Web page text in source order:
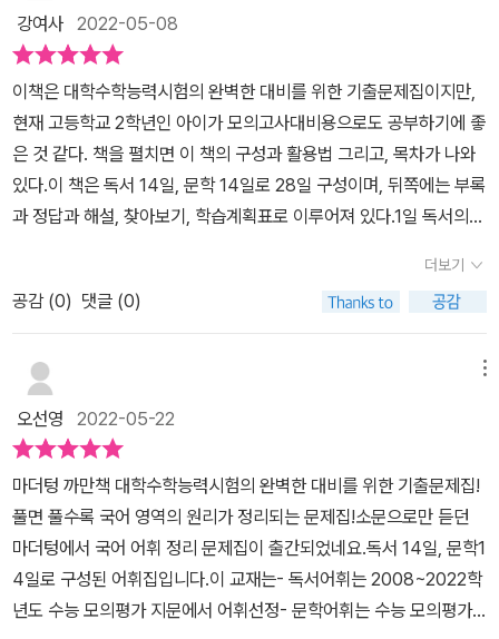
문장을 이해하는데 구멍이 숭숭 뚫린다는걸 잘 알고 있기 때문이다.
내 조카만 그런가는 모르겠지만, 가끔 녀석 국어 공부를 하는걸 들여
다 보면 단어를 전혀 신경 쓰지 않는 모습을 봤기 때문에 말이다. 너 ,
이 단어 알아? 모르잖아? 라고 되물어도 그런건 시험에 안 나오니 신
경 안 써도 된단다...오호~~~~ 정녕 그렇다고? 하면서 내 머리속에
물음표 구름만 뭉게뭉게 만들어내곤 했었는데, 이렇게 단어부터 제대
로 신경 쓰니 확실히 마음이 놓였다. 도대체 아이들은 언제쯤 단어가
고 총알은 챙길 생각을 하지 않는 듯해서 한없이 마음이 안 놓였는데,
이 책은 그런 걱정을 날려 버렸다. 문제도 풀어보니, 나오는 문장들이
생각해서 골라놓은 것이라는 생각이 들었다. 고등학교 아이들이 수능
시험 보러 가기전에는 어디선가 한번쯤은 보고 다뤄 봐야 할만한 문
장들을 선정했다는 느낌? 해서 차분히 이 책 하나만 꼼꼼히 봐도 수
능 시험에서 바라는 문제 유형을 익힐 수 있지 않을까 싶었다. 거기에
지루하거나 너무 어려워서 지레 포기하면 어쩔까 싶었는데, 다행히도
지루하지도 어렵지도 않아서 술렁술렁 풀면서 단어들과 문장들 분석
하는 법을 익히면 아주 좋을 것 같더라. 해서 이책을 쭉 보면서 수능에
대한 두려움이 조금은 가시는 기분이었다. 마더텅~~우리의 마더텅
이지만, 우리가 완벽하게 구사한다고 자부하는 한국어지만, 시험만
치르면 그것이 외국어처럼 느껴지신다고 하시는 분들에게 적극 추천
어휘와 지문 학습을 할 수가 있어요. 1일 (어휘 + 지문) X 2 1일 [독
서] 인문(1) 어휘 미리 보기 [독서] 인문(1) 기출로 확인하기 [독
서] 인문(2) 어휘 미리 보기 [독서] 인문(1) 기출로 확인하기 이렇
게 한 세트가 1일차인데 중학생인 현이는 (어휘 + 지문) 이렇게 한 세
트씩만 하고 있습니다.대신 어휘는 꼼꼼하게 보고 외우고 이해하려고
노력해요. 1일 [독서] 인문(3) 어휘 미리 보기 02. 제시하다 제시할
提 보일 示 <다의어>어떠한 의사를 말이나 글로 나타내 보이게 하
다.검사, 검열 등을 물품을 내어 보이게 하다 <유의어>드러내다 : 알
려지지 않은 사실을 보이거나 밝힌다.(예) 묵란화는 문인들이 인문적
도 이 문제에 대하여 해답을 (제시할/제안할) 사람은 아무도 없었
다. '제시하다'라는 어휘를 알고는 있었지만 이제는 모든 어휘의 정확
한 뜻을 알아야 하는 시기이잖아요. 한자의 뜻과 다의어와 유의어에
대해 배워보고기출되었던 예문도 읽어볼 수가 있었습니다. [독서]
인문(3) 기출로 확인하기 - 2019학년도 6월 모평 노란색으로 색칠
된 어휘는 앞에서 배웠던 단어들이에요. 지문의 내용을 물어보는 문
제보다는 '어휘'를 물어보는 문제들로 이루어져 있습니다. 문제가
기출문제로 이루어져 있다 보니아이가 수능과 모의평가를 대비해 볼
강여사 2022-05-08
이책은 대학수학능력시험의 완벽한 대비를 위한 기출문제집이지만,
현재 고등학교 2학년인 아이가 모의고사대비용으로도 공부하기에 좋
은 것 같다. 책을 펼치면 이 책의 구성과 활용법 그리고, 목차가 나와
있다.이 책은 독서 14일, 문학 14일로 28일 구성이며, 뒤쪽에는 부록
과 정답과 해설, 찾아보기, 학습계획표로 이루어져 있다.1일 독서의
한 표제어의 개념을 영역별로 정리되어 있다. 어휘에 한자와 음과 훈
이 함께 정리되어 있고, 표제어와 함께 알아 두면 도움이 되는 동음이
의어, 유의어 등을 예문과 함께 정리되어 있어 국어 공부시 사전을 따
로 둘 필요는 없을것 같다. ​뒤쪽에 있는 문학 어휘인 경우 문학 개념어
를 수능‧모의평가 기출 예문으로 정리되어 있고, 문학 개념어, 고전 문
학과 현대 문학 작품 이해를 위한 필수 어휘가 정리되어 있어 문학 작
품의 예문을 통해 문학 개념어 이해에 도움이 될 갓 깉디. ​어휘 정리
뒤 기출로 확인하기 문제가 있어, 앞에서 이해한 표제어를 기출 문제
로 확인하고, 문제를 통해 어휘의 문맥적 의미를 정확하게 이해할 수
있고, 철저한 기출 예문을 바탕으로 한 문제로, 실전 감각 향상이 가능
해 보인다. 교재 뒤 부록에는 혼동하기 쉬운 단어, 잘못 표기하기 쉬운
더보기
공감 (0) 댓글 (0)
오선영 2022-05-22
마더텅 까만책 대학수학능력시험의 완벽한 대비를 위한 기출문제집!
풀면 풀수록 국어 영역의 원리가 정리되는 문제집!소문으로만 듣던
마더텅에서 국어 어휘 정리 문제집이 출간되었네요.독서 14일, 문학1
4일로 구성된 어휘집입니다.이 교재는- 독서어휘는 2008~2022학
년도 수능 모의평가 지문에서 어휘선정- 문학어휘는 수능 모의평가